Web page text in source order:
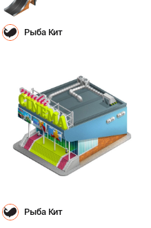
Рыба Кит
Рыба Кит